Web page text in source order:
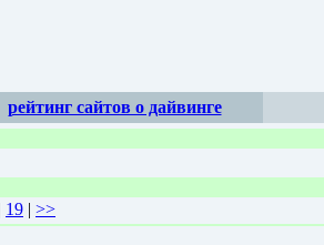
рейтинг сайтов о дайвинге
19 | >>